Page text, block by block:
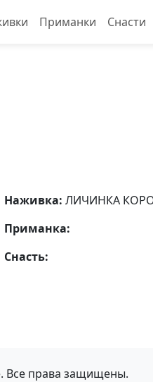
Приманки Снасти
Наживка: ЛИЧИНКА
Приманка:
Снасть:
Все права защищены.